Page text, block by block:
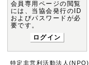
会員専用ページの閲覧
には、当協会発行のID
およびパスワードが必
要です。
ログイン
特定非営利活動法人(NPO)